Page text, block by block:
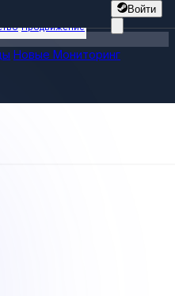
Войти
Продвижение
Новые Мониторинг